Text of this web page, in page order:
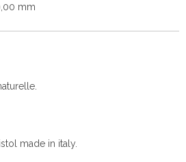
mm
made in italy.